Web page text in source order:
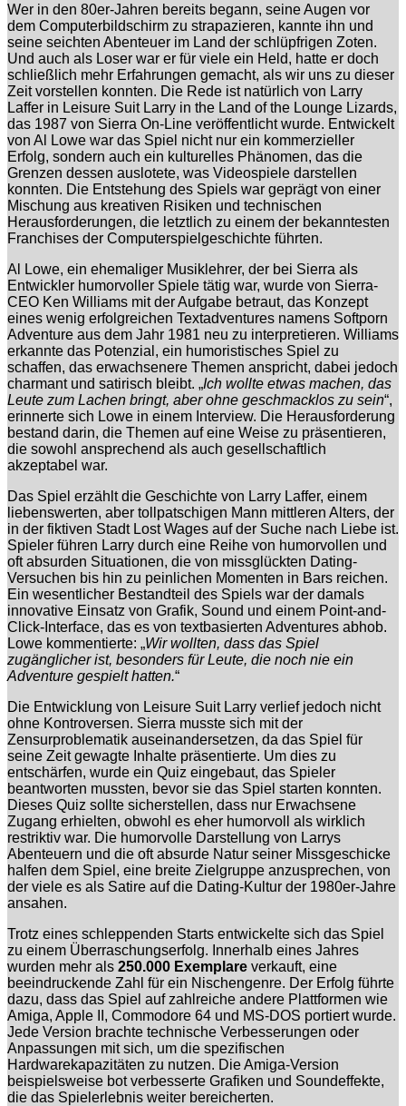
Wer in den 80er-Jahren bereits begann, seine Augen vor
dem Computerbildschirm zu strapazieren, kannte ihn und
seine seichten Abenteuer im Land der schlüpfrigen Zoten.
Und auch als Loser war er für viele ein Held, hatte er doch
schließlich mehr Erfahrungen gemacht, als wir uns zu dieser
Zeit vorstellen konnten. Die Rede ist natürlich von Larry
Laffer in Leisure Suit Larry in the Land of the Lounge Lizards,
das 1987 von Sierra On-Line veröffentlicht wurde. Entwickelt
von Al Lowe war das Spiel nicht nur ein kommerzieller
Erfolg, sondern auch ein kulturelles Phänomen, das die
Grenzen dessen auslotete, was Videospiele darstellen
konnten. Die Entstehung des Spiels war geprägt von einer
Mischung aus kreativen Risiken und technischen
Herausforderungen, die letztlich zu einem der bekanntesten
Franchises der Computerspielgeschichte führten.
Al Lowe, ein ehemaliger Musiklehrer, der bei Sierra als
Entwickler humorvoller Spiele tätig war, wurde von Sierra-
CEO Ken Williams mit der Aufgabe betraut, das Konzept
eines wenig erfolgreichen Textadventures namens Softporn
Adventure aus dem Jahr 1981 neu zu interpretieren. Williams
erkannte das Potenzial, ein humoristisches Spiel zu
schaffen, das erwachsenere Themen anspricht, dabei jedoch
charmant und satirisch bleibt. „Ich wollte etwas machen, das
Leute zum Lachen bringt, aber ohne geschmacklos zu sein“,
erinnerte sich Lowe in einem Interview. Die Herausforderung
bestand darin, die Themen auf eine Weise zu präsentieren,
die sowohl ansprechend als auch gesellschaftlich
akzeptabel war.
Das Spiel erzählt die Geschichte von Larry Laffer, einem
liebenswerten, aber tollpatschigen Mann mittleren Alters, der
in der fiktiven Stadt Lost Wages auf der Suche nach Liebe ist.
Spieler führen Larry durch eine Reihe von humorvollen und
oft absurden Situationen, die von missglückten Dating-
Versuchen bis hin zu peinlichen Momenten in Bars reichen.
Ein wesentlicher Bestandteil des Spiels war der damals
innovative Einsatz von Grafik, Sound und einem Point-and-
Click-Interface, das es von textbasierten Adventures abhob.
Lowe kommentierte: „Wir wollten, dass das Spiel
zugänglicher ist, besonders für Leute, die noch nie ein
Adventure gespielt hatten.“
Die Entwicklung von Leisure Suit Larry verlief jedoch nicht
ohne Kontroversen. Sierra musste sich mit der
Zensurproblematik auseinandersetzen, da das Spiel für
seine Zeit gewagte Inhalte präsentierte. Um dies zu
entschärfen, wurde ein Quiz eingebaut, das Spieler
beantworten mussten, bevor sie das Spiel starten konnten.
Dieses Quiz sollte sicherstellen, dass nur Erwachsene
Zugang erhielten, obwohl es eher humorvoll als wirklich
restriktiv war. Die humorvolle Darstellung von Larrys
Abenteuern und die oft absurde Natur seiner Missgeschicke
halfen dem Spiel, eine breite Zielgruppe anzusprechen, von
der viele es als Satire auf die Dating-Kultur der 1980er-Jahre
ansahen.
Trotz eines schleppenden Starts entwickelte sich das Spiel
zu einem Überraschungserfolg. Innerhalb eines Jahres
wurden mehr als 250.000 Exemplare verkauft, eine
beeindruckende Zahl für ein Nischengenre. Der Erfolg führte
dazu, dass das Spiel auf zahlreiche andere Plattformen wie
Amiga, Apple II, Commodore 64 und MS-DOS portiert wurde.
Jede Version brachte technische Verbesserungen oder
Anpassungen mit sich, um die spezifischen
Hardwarekapazitäten zu nutzen. Die Amiga-Version
beispielsweise bot verbesserte Grafiken und Soundeffekte,
die das Spielerlebnis weiter bereicherten.